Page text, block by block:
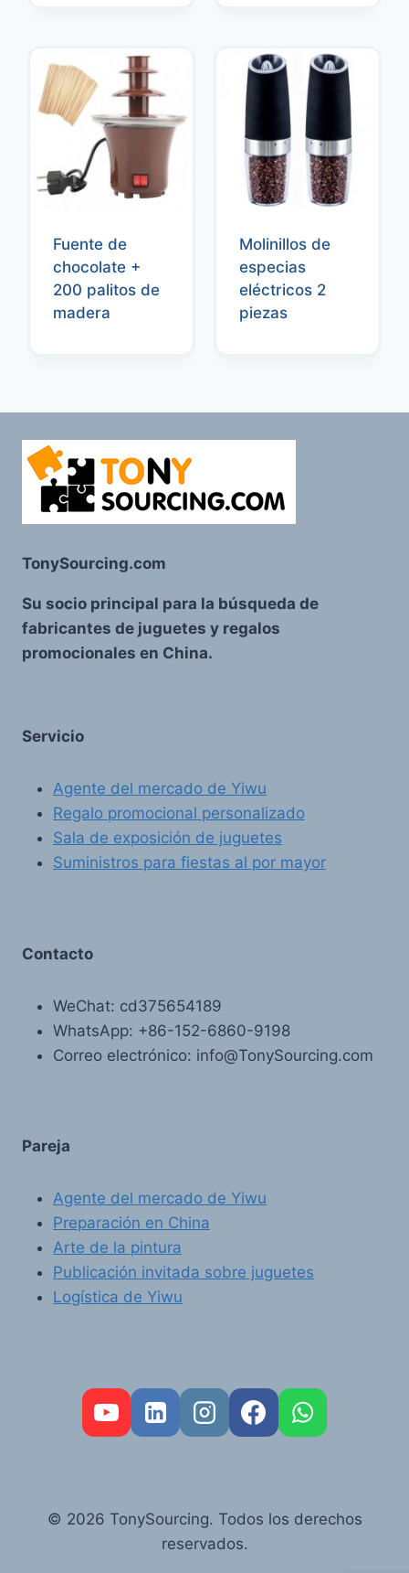
Fuente de
chocolate +
200 palitos de
madera
Molinillos de
especias
eléctricos 2
piezas
TonySourcing.com
Su socio principal para la búsqueda de
fabricantes de juguetes y regalos
promocionales en China.
Servicio
Agente del mercado de Yiwu
Regalo promocional personalizado
Sala de exposición de juguetes
Suministros para fiestas al por mayor
Contacto
WeChat: cd375654189
WhatsApp: +86-152-6860-9198
Correo electrónico: info@TonySourcing.com
Pareja
Agente del mercado de Yiwu
Preparación en China
Arte de la pintura
Publicación invitada sobre juguetes
Logística de Yiwu
© 2026 TonySourcing. Todos los derechos
reservados.
AR